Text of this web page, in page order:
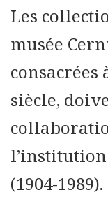
Les
musée
consacrées
siècle,
l’institution
(1904-1989).